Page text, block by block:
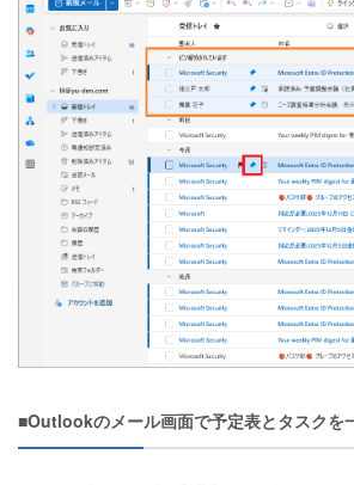
■Outlookのメール画面で予定表とタスクを